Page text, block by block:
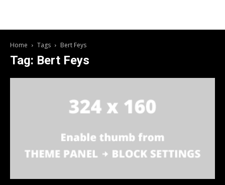
Home Tags Bert Feys
Tag: Bert Feys